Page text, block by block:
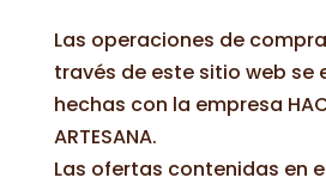
Las operaciones de
través de este sitio web se
hechas con la empresa
ARTESANA.
Las ofertas contenidas en